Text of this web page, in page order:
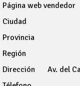
Página web vendedor
Ciudad
Provincia
Región
Dirección
Av. del